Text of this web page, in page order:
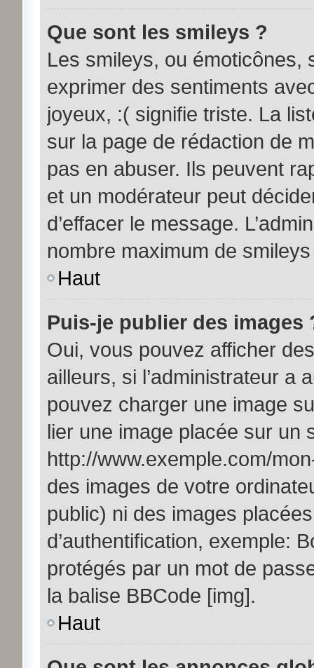
Que sont les smileys ?
Les smileys, ou émoticônes,
exprimer des sentiments
joyeux, :( signifie triste. La
sur la page de rédaction de
pas en abuser. Ils peuvent
et un modérateur peut
d’effacer le message.
nombre maximum de
Haut
Puis-je publier des images
Oui, vous pouvez afficher
ailleurs, si l’administrateur a
pouvez charger une image
lier une image placée sur un
http://www.exemple.com/
des images de votre
public) ni des images
d’authentification, exemple:
protégés par un mot de
la balise BBCode [img].
Haut